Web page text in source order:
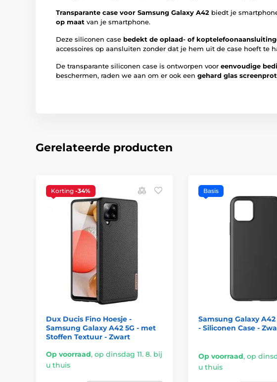
Transparante case voor Samsung Galaxy A42 biedt je
op maat van je smartphone.
Deze siliconen case bedekt de oplaad- of
accessoires op aansluiten zonder dat je hem uit de case hoeft te
De transparante siliconen case is ontworpen voor eenvoudige
beschermen, raden we aan om er ook een gehard glas
Gerelateerde producten
Korting -34%
Dux Ducis Fino Hoesje -
Samsung Galaxy A42 5G - met
Stoffen Textuur - Zwart
Op voorraad, op dinsdag 11. 8. bij
u thuis
Basis
Samsung Galaxy A42
- Siliconen Case -
Op voorraad, op
u thuis